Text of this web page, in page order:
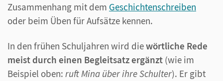
Zusammenhang mit dem Geschichtenschreiben
oder beim Üben für Aufsätze kennen.
In den frühen Schuljahren wird diewörtliche Rede
meist durch einen Begleitsatz ergänzt (wie im
Beispiel oben: ruft Mina über ihre Schulter). Er gibt